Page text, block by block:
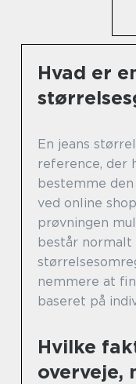
Hvad er
En jeans
reference, der
bestemme
ved online
prøvningen
består normalt
nemmere at
baseret på
Hvilke
overveje,